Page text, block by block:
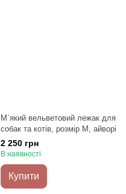
М`який вельветовий лежак для
собак та котів, розмір М, айворі
2 250 грн
В наявності
Купити